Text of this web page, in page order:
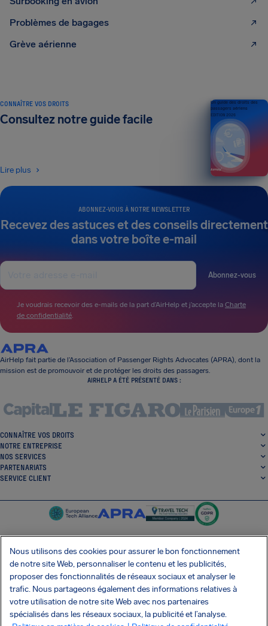
Problèmes de bagages
Grève aérienne
ABONNEZ-VOUS À NOTRE NEWSLETTER
Recevez des astuces et des conseils directement
dans votre boîte e-mail
Abonnez-vous
Je voudrais recevoir des e-mails de la part d’AirHelp et j’accepte la Charte
de confidentialité.
CONNAÎTRE VOS DROITS
Consultez notre guide facile
Lire plus
Un guide des droits des
passagers aériens
ÉDITION 2026
AirHelp fait partie de l’Association of Passenger Rights Advocates (APRA), dont la
mission est de promouvoir et de protéger les droits des passagers.
AIRHELP A ÉTÉ PRÉSENTÉ DANS :
CONNAÎTRE VOS DROITS
NOTRE ENTREPRISE
NOS SERVICES
PARTENARIATS
SERVICE CLIENT
SocialFacebook
SocialTwitter
SocialInstagram
SocialLinkedin
OBTENEZ NOTRE APPLI GRATUITE
Nous utilisons des cookies pour assurer le bon fonctionnement
de notre site Web, personnaliser le contenu et les publicités,
proposer des fonctionnalités de réseaux sociaux et analyser le
trafic. Nous partageons également des informations relatives à
votre utilisation de notre site Web avec nos partenaires
spécialisés dans les réseaux sociaux, la publicité et l’analyse.